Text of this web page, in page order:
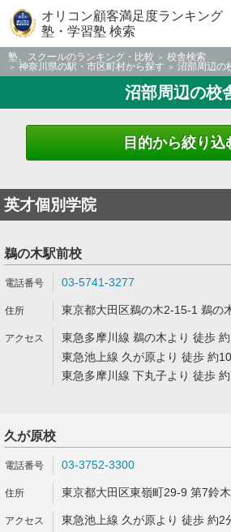
オリコン顧客満足度ランキング
塾・学習塾 検索
塾、スクールのランキング・比較
校舎検索
神奈川県の駅・市区町村から探す
沼部周辺の
沼部周辺の校
目的から絞り込
英才個別学院
鵜の木駅前校
03-5741-3277
東京都大田区鵜の木2-15-1 鵜の
東急多摩川線 鵜の木より 徒歩
東急池上線 久が原より 徒歩 約
東急多摩川線 下丸子より 徒歩
久が原校
03-3752-3300
東京都大田区東嶺町29-9 第7鈴
東急池上線 久が原より 徒歩 約2